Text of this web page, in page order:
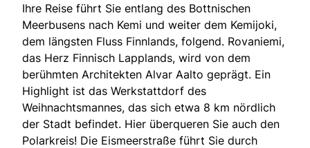
Ihre Reise führt Sie entlang des Bottnischen
Meerbusens nach Kemi und weiter dem Kemijoki,
dem längsten Fluss Finnlands, folgend. Rovaniemi,
das Herz Finnisch Lapplands, wird von dem
berühmten Architekten Alvar Aalto geprägt. Ein
Highlight ist das Werkstattdorf des
Weihnachtsmannes, das sich etwa 8 km nördlich
der Stadt befindet. Hier überqueren Sie auch den
Polarkreis! Die Eismeerstraße führt Sie durch